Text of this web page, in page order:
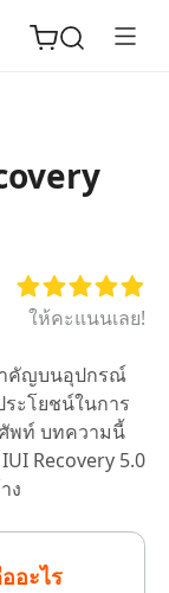
ให้คะแนนเลย!
คัญบนอุปกรณ์
ะโยชน์ในการ
พท์ บทความนี้
Recovery 5.0
ง
อะไร